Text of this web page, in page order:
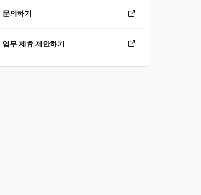
문의하기
업무 제휴 제안하기